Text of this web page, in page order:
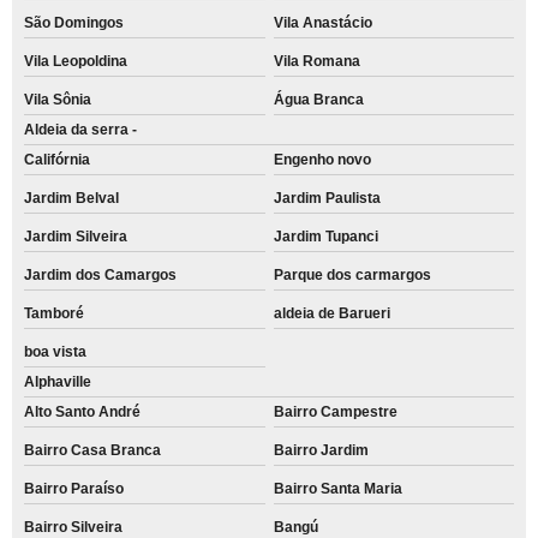
quanto custa recarga de cartucho para impressora Jardim Sorocaba
recarregar cartucho de impressora Tamanduateí 3
recarga de cartucho para impressora lexmark Jardim Carla
recarregar cartuchos de impressoras Vila Alba
recarga de cartucho para impressora preço Parque Jaçatuba
empresa de recarregar cartucho de impressora Cajamar
recarga de cartucho para impressora a laser preço Vila Sá
empresa de recarga de cartucho para impressora Cotia
recarregar cartucho de impressora a laser Fazenda dos Tecos
recarregar cartuchos de impressoras a laser Sumaré
recarregar cartucho de impressora colorido preço Perdizes
São Domingos Vila Anastácio
Vila Leopoldina Vila Romana
Vila Sônia
Água Branca
Aldeia da serra -
Califórnia
Engenho novo
Jardim Belval Jardim Paulista
Jardim Silveira Jardim Tupanci
Jardim dos Camargos Parque dos carmargos
Tamboré aldeia de Barueri
boa vista
Alphaville
Alto Santo André
Bairro Campestre
Bairro Casa Branca Bairro Jardim
Bairro Paraíso Bairro Santa Maria
Bairro Silveira Bangú